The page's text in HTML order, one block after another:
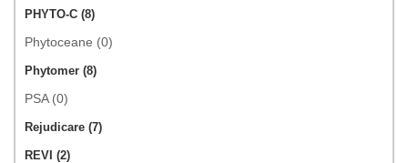
PHYTO-C (8)
Phytoceane (0)
Phytomer (8)
PSA (0)
Rejudicare (7)
REVI (2)